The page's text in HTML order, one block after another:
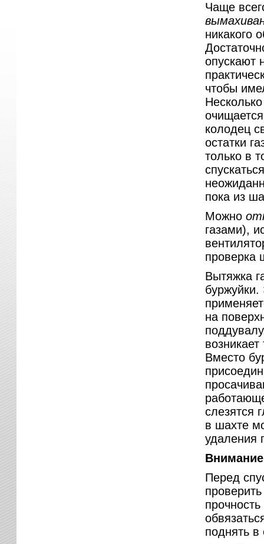
Чаще
никакого
опускают
чтобы
колодец
остатки
только в
пока из
Можно
газами),
проверка
Вытяжка
на
Вместо
слезятся
в шахте
удаления
Внимание
Перед
поднять в